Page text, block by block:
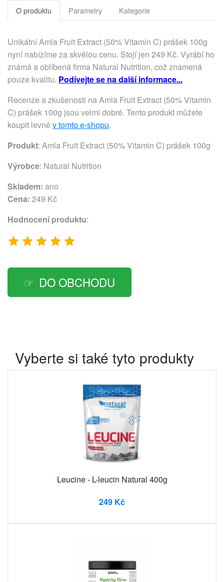
O produktu Parametry Kategorie
Unikátní Amla Fruit Extract (50% Vitamin C) prášek 100g
nyní nabízíme za skvělou cenu. Stojí jen 249 Kč. Vyrábí ho
známá a oblíbená firma Natural Nutrition, což znamená
pouze kvalitu. Podívejte se na další informace...
Recenze a zkušenosti na Amla Fruit Extract (50% Vitamin
C) prášek 100g jsou velmi dobré. Tento produkt můžete
koupit levně v tomto e-shopu.
Produkt: Amla Fruit Extract (50% Vitamin C) prášek 100g
Výrobce: Natural Nutrition
Skladem: ano
Cena: 249 Kč
Hodnocení produktu:
DO OBCHODU
Vyberte si také tyto produkty
Leucine - L-leucin Natural 400g
249 Kč